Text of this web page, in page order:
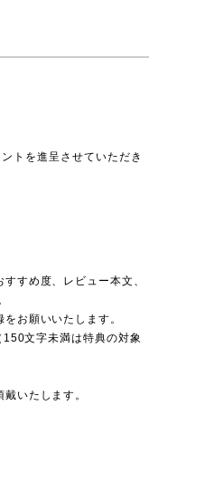
トを進呈させていただき
すめ度、レビュー本文、
お願いいたします。
文字未満は特典の対象
いたします。